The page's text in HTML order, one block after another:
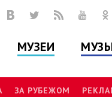
МУЗЕИ
ЗА РУБЕЖОМ